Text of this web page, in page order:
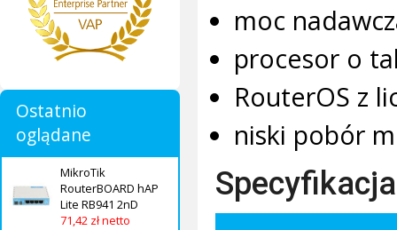
Ostatnio
oglądane
MikroTik
RouterBOARD hAP
Lite RB941 2nD
71,42 zł netto
moc
procesor o
RouterOS z
niski pobór
Specyfikacja